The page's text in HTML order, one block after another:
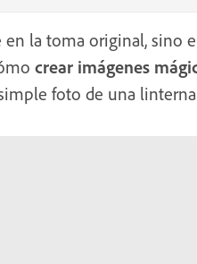
la toma original, sino
crear imágenes
foto de una